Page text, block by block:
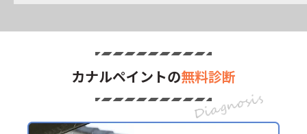
カナルペイントの無料診断